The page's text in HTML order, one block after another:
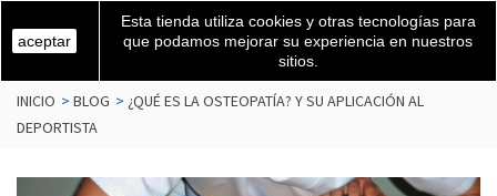
INICIO > BLOG > ¿QUÉ ES LA OSTEOPATÍA? Y SU APLICACIÓN AL
DEPORTISTA
aceptar
Esta tienda utiliza cookies y otras tecnologías para
que podamos mejorar su experiencia en nuestros
sitios.